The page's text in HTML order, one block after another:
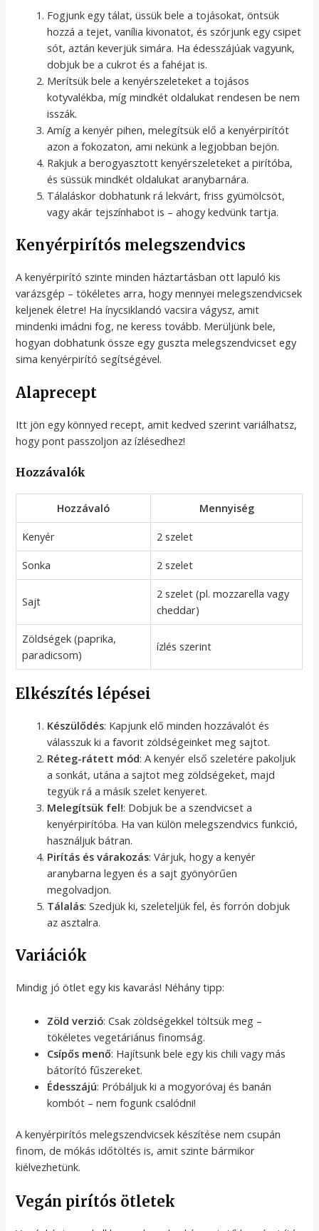
Fogjunk egy tálat, üssük bele a tojásokat, öntsük
hozzá a tejet, vanília kivonatot, és szórjunk egy csipet
sót, aztán keverjük simára. Ha édesszájúak vagyunk,
dobjuk be a cukrot és a fahéjat is.
Merítsük bele a kenyérszeleteket a tojásos
kotyvalékba, míg mindkét oldalukat rendesen be nem
isszák.
Amíg a kenyér pihen, melegítsük elő a kenyérpirítót
azon a fokozaton, ami nekünk a legjobban bejön.
Rakjuk a berogyasztott kenyérszeleteket a pirítóba,
és süssük mindkét oldalukat aranybarnára.
Tálaláskor dobhatunk rá lekvárt, friss gyümölcsöt,
vagy akár tejszínhabot is – ahogy kedvünk tartja.
Kenyérpirítós melegszendvics
A kenyérpirító szinte minden háztartásban ott lapuló kis
varázsgép – tökéletes arra, hogy mennyei melegszendvicsek
keljenek életre! Ha ínycsiklandó vacsira vágysz, amit
mindenki imádni fog, ne keress tovább. Merüljünk bele,
hogyan dobhatunk össze egy guszta melegszendvicset egy
sima kenyérpirító segítségével.
Alaprecept
Itt jön egy könnyed recept, amit kedved szerint variálhatsz,
hogy pont passzoljon az ízlésedhez!
Hozzávalók
Hozzávaló
Mennyiség
Kenyér
2 szelet
Sonka
2 szelet
Sajt
2 szelet (pl. mozzarella vagy
cheddar)
Zöldségek (paprika,
paradicsom)
ízlés szerint
Elkészítés lépései
Készülődés: Kapjunk elő minden hozzávalót és
válasszuk ki a favorit zöldségeinket meg sajtot.
Réteg-rátett mód: A kenyér első szeletére pakoljuk
a sonkát, utána a sajtot meg zöldségeket, majd
tegyük rá a másik szelet kenyeret.
Melegítsük fel!: Dobjuk be a szendvicset a
kenyérpirítóba. Ha van külön melegszendvics funkció,
használjuk bátran.
Pirítás és várakozás: Várjuk, hogy a kenyér
aranybarna legyen és a sajt gyönyörűen
megolvadjon.
Tálalás: Szedjük ki, szeleteljük fel, és forrón dobjuk
az asztalra.
Variációk
Mindig jó ötlet egy kis kavarás! Néhány tipp:
Zöld verzió: Csak zöldségekkel töltsük meg –
tökéletes vegetáriánus finomság.
Csípős menő: Hajítsunk bele egy kis chili vagy más
bátorító fűszereket.
Édesszájú: Próbáljuk ki a mogyoróvaj és banán
kombót – nem fogunk csalódni!
A kenyérpirítós melegszendvicsek készítése nem csupán
finom, de mókás időtöltés is, amit szinte bármikor
kiélvezhetünk.
Vegán pirítós ötletek